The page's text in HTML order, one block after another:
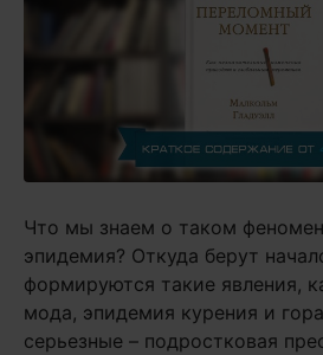
Что мы знаем о таком
эпидемия? Откуда берут
формируются такие явления,
мода, эпидемия курения и
серьезные – подростковая